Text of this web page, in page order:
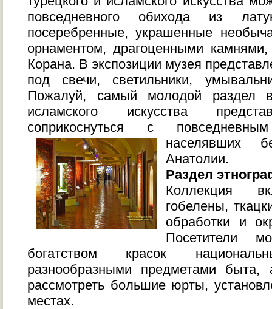
повседневного обихода из
посеребренные, украшенные
орнаментом, драгоценными
Корана. В экспозиции музея
под свечи, светильники,
Пожалуй, самый молодой раздел
исламского искусства
соприкоснуться с
населявших
Анатолии.
Раздел
Коллекция
гобелены,
обработки и
Посетители
богатством красок
разнообразными предметами быта,
рассмотреть большие юрты,
местах.